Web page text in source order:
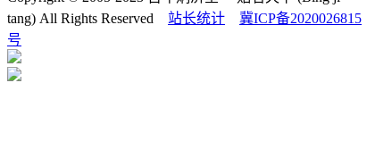
tang) All Rights Reserved 站长统计
冀ICP备2020026815
号